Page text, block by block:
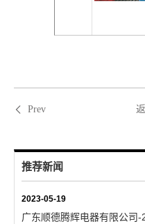
Prev
推荐新闻
2023-05-19
广东顺德腾辉电器有限公司